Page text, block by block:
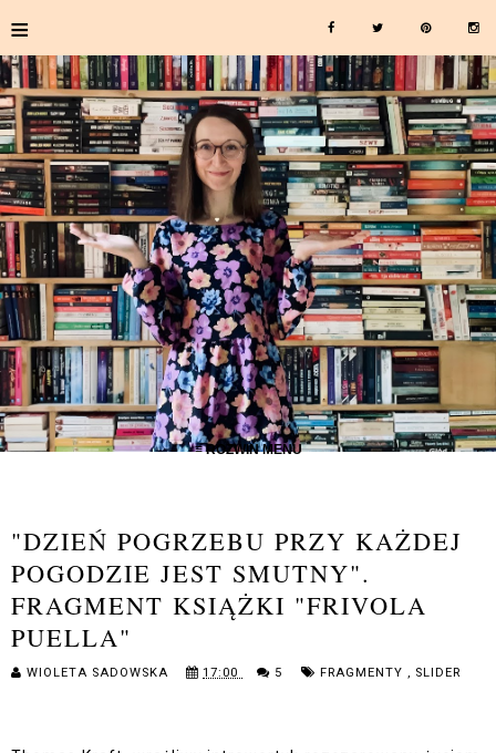
≡
≡ ROZWIŃ MENU
"DZIEŃ POGRZEBU PRZY KAŻDEJ
POGODZIE JEST SMUTNY".
FRAGMENT KSIĄŻKI "FRIVOLA
PUELLA"
WIOLETA SADOWSKA 17:00 5 FRAGMENTY , SLIDER